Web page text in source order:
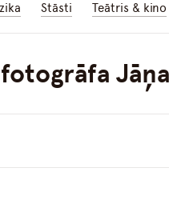
Stāsti Teātris & kino